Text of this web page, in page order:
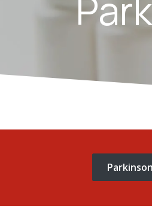
Parkinson